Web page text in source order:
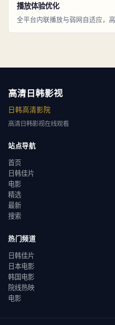
播放体验优化
全平台内联播放与弱网自适应，
高清日韩影视
日韩高清影院
高清日韩影视在线观看
站点导航
首页
日韩佳片
电影
精选
最新
搜索
热门频道
日韩佳片
日本电影
韩国电影
院线热映
电影